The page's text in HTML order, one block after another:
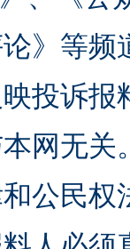
》等
投诉
网无
公民